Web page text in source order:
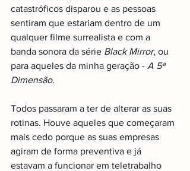
catastróficos disparou e as pessoas
sentiram que estariam dentro de um
qualquer filme surrealista e com a
banda sonora da série Black Mirror, ou
para aqueles da minha geração - A 5ª
Dimensão.
Todos passaram a ter de alterar as suas
rotinas. Houve aqueles que começaram
mais cedo porque as suas empresas
agiram de forma preventiva e já
estavam a funcionar em teletrabalho